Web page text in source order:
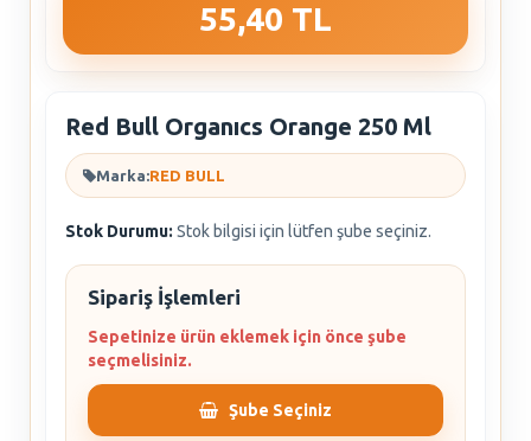
55,40 TL
Red Bull Organıcs Orange 250 Ml
Marka:RED BULL
Stok Durumu: Stok bilgisi için lütfen şube seçiniz.
Sipariş İşlemleri
Sepetinize ürün eklemek için önce şube
seçmelisiniz.
Şube Seçiniz